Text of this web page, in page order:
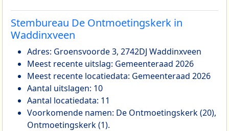
Stembureau De Ontmoetingskerk in
Waddinxveen
Adres: Groensvoorde 3, 2742DJ Waddinxveen
Meest recente uitslag: Gemeenteraad 2026
Meest recente locatiedata: Gemeenteraad 2026
Aantal uitslagen: 10
Aantal locatiedata: 11
Voorkomende namen: De Ontmoetingskerk (20),
Ontmoetingskerk (1).